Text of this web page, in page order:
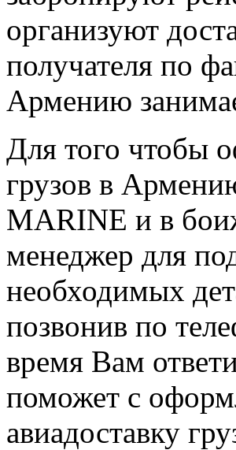
организуют
получателя по
Армению
Для того чтобы
грузов в
MARINE и в
менеджер для
необходимых
позвонив по
время Вам
поможет с
авиадоставку